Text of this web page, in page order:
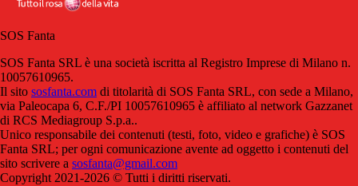
SOS Fanta
SOS Fanta SRL è una società iscritta al Registro Imprese di Milano n.
10057610965.
Il sito sosfanta.com di titolarità di SOS Fanta SRL, con sede a Milano,
via Paleocapa 6, C.F./PI 10057610965 è affiliato al network Gazzanet
di RCS Mediagroup S.p.a..
Unico responsabile dei contenuti (testi, foto, video e grafiche) è SOS
Fanta SRL; per ogni comunicazione avente ad oggetto i contenuti del
sito scrivere a sosfanta@gmail.com
Copyright 2021-2026 © Tutti i diritti riservati.